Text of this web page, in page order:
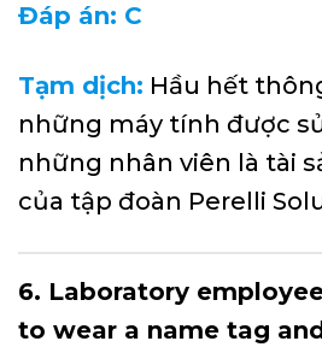
Đáp án: C
Tạm dịch: Hầu hết
những máy tính được
những nhân viên là tài
của tập đoàn Perelli
6. Laboratory
to wear a name tag